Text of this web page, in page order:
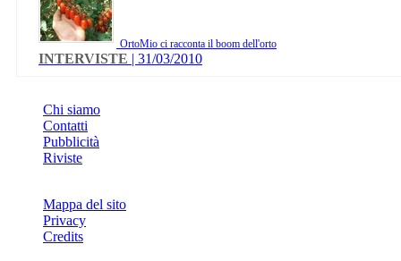
OrtoMio ci racconta il boom dell'orto
INTERVISTE | 31/03/2010
Chi siamo
Contatti
Pubblicità
Riviste
Mappa del sito
Privacy
Credits